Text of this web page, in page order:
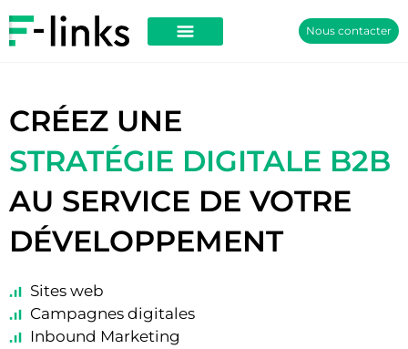
Nous contacter
CRÉEZ UNE
STRATÉGIE DIGITALE B2B
AU SERVICE DE VOTRE
DÉVELOPPEMENT
Sites web
Campagnes digitales
Inbound Marketing